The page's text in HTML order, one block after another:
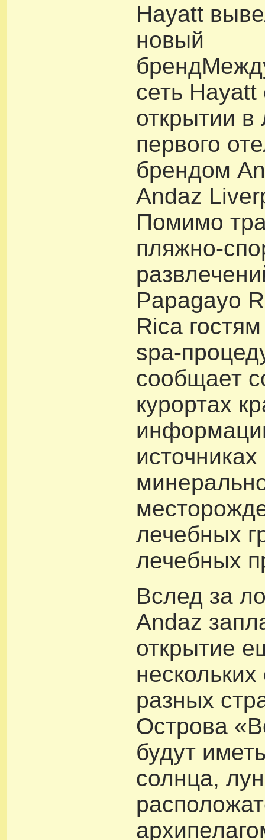
Hayatt
новый
сеть
открытии
первого
брендом
Andaz
Помимо
пляжно-
Papagayo
Rica
spa-
сообщает
курортах
лечебных
лечебных
Вслед за
Andaz
открытие
разных
Острова
будут
солнца,